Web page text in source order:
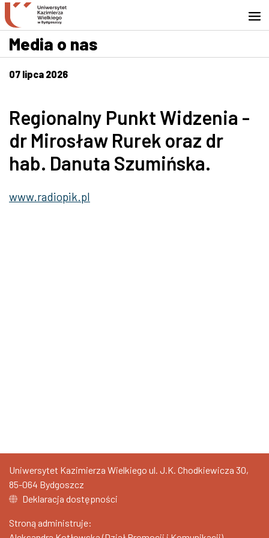
Przejdź do wyszukiwarki
Przejdź do treści
Przejdź do stopki - Kontakt
Media o nas
07 lipca 2026
Regionalny Punkt Widzenia -
dr Mirosław Rurek oraz dr
hab. Danuta Szumińska.
www.radiopik.pl
Uniwersytet Kazimierza Wielkiego ul. J.K. Chodkiewicza 30,
85-064 Bydgoszcz
Deklaracja dostępności
Stroną administruje: